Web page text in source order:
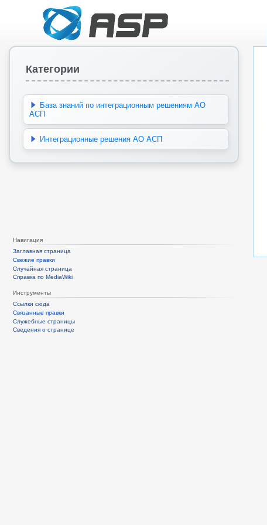
Категории
База знаний по интеграционным решениям АО
АСП
Интеграционные решения АО АСП
Навигация
Заглавная страница
Свежие правки
Случайная страница
Справка по MediaWiki
Инструменты
Ссылки сюда
Связанные правки
Служебные страницы
Сведения о странице